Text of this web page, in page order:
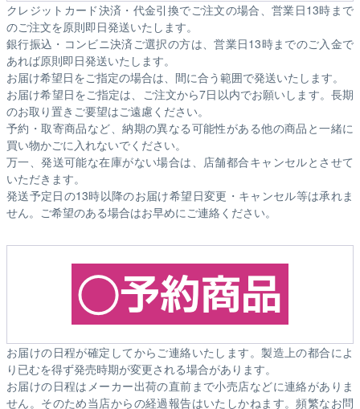
クレジットカード決済・代金引換でご注文の場合、営業日13時まで
のご注文を原則即日発送いたします。
銀行振込・コンビニ決済ご選択の方は、営業日13時までのご入金で
あれば原則即日発送いたします。
お届け希望日をご指定の場合は、間に合う範囲で発送いたします。
お届け希望日をご指定は、ご注文から7日以内でお願いします。長期
のお取り置きご要望はご遠慮ください。
予約・取寄商品など、納期の異なる可能性がある他の商品と一緒に
買い物かごに入れないでください。
万一、発送可能な在庫がない場合は、店舗都合キャンセルとさせて
いただきます。
発送予定日の13時以降のお届け希望日変更・キャンセル等は承れま
せん。ご希望のある場合はお早めにご連絡ください。
お届けの日程が確定してからご連絡いたします。製造上の都合によ
り已むを得ず発売時期が変更される場合があります。
お届けの日程はメーカー出荷の直前まで小売店などに連絡がありま
せん。そのため当店からの経過報告はいたしかねます。頻繁なお問